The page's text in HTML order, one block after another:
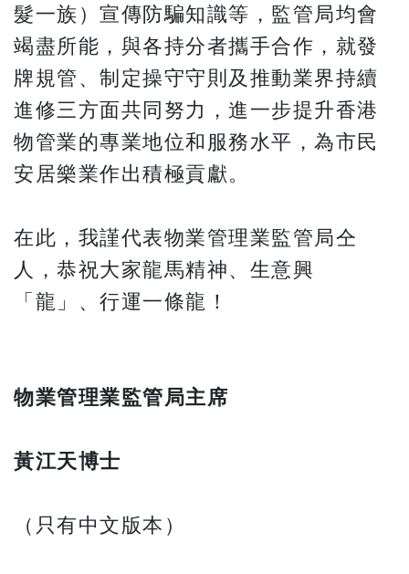
髮一族）宣傳防騙知識等，監管局均會
竭盡所能，與各持分者攜手合作，就發
牌規管、制定操守守則及推動業界持續
進修三方面共同努力，進一步提升香港
物管業的專業地位和服務水平，為市民
安居樂業作出積極貢獻。
在此，我謹代表物業管理業監管局仝
人，恭祝大家龍馬精神、生意興
「龍」、行運一條龍！
物業管理業監管局主席
黃江天博士
（只有中文版本）